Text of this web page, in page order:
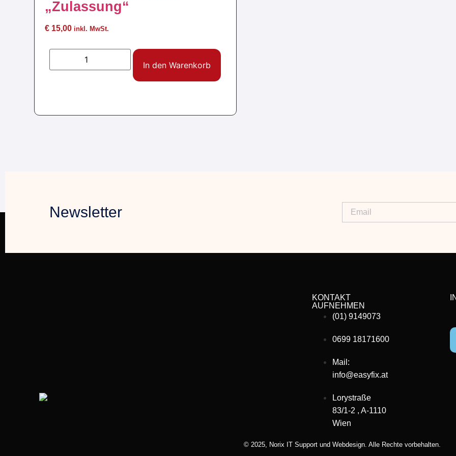
„Zulassung“
€ 15,00 inkl. MwSt.
In den Warenkorb
Newsletter
KONTAKT
AUFNEHMEN
(01) 9149073
0699 18171600
Mail:
info@easyfix.at
Lorystraße
83/1-2 , A-1110
Wien
© 2025, Norix IT Support und Webdesign. Alle Rechte vorbehalten.